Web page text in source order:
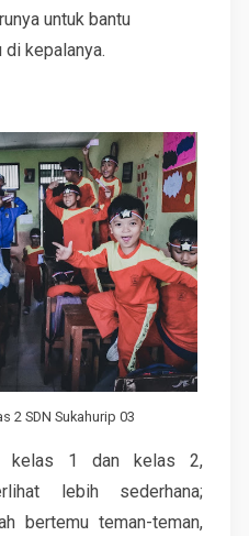
untuk bantu
kepalanya.
2 SDN Sukahurip 03
kelas 1 dan kelas 2,
lebih sederhana;
bertemu teman-teman,